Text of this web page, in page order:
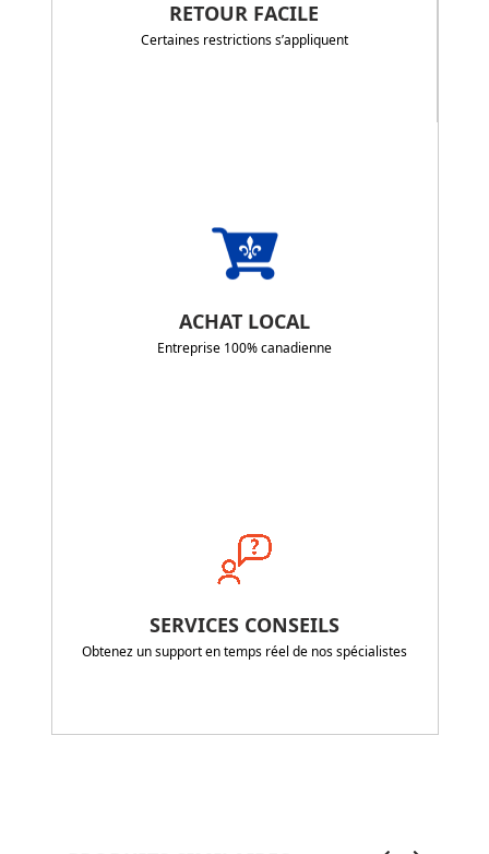
RETOUR FACILE
Certaines restrictions s’appliquent
ACHAT LOCAL
Entreprise 100% canadienne
SERVICES CONSEILS
Obtenez un support en temps réel de nos spécialistes